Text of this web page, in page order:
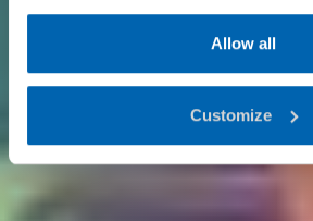
Allow all
Customize